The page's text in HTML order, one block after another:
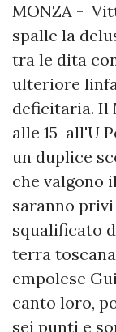
MONZA -
spalle la
tra le dita
ulteriore
deficitaria. Il
alle 15 all'U
un duplice
che valgono
saranno
squalificato
terra
empolese
canto loro,
sei punti e